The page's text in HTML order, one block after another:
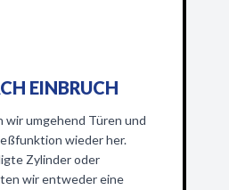
EINBRUCH
wir umgehend Türen und
wieder her.
Zylinder oder
wir entweder eine